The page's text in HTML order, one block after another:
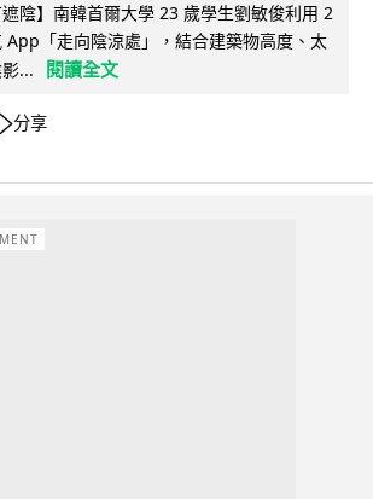
遮陰】南韓首爾大學 23 歲學生劉敏俊利用 2
App「走向陰涼處」，結合建築物高度、太
...
閱讀全文
分享